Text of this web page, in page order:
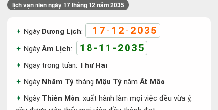
lịch vạn niên ngày 17 tháng 12 năm 2035
Ngày Dương Lịch: 17-12-2035
NgàyÂm Lịch: 18-11-2035
Ngày trong tuần: Thứ Hai
Ngày Nhâm Tý tháng Mậu Tý năm Ất Mão
Ngày Thiên Môn: xuất hành làm mọi việc đều vừa ý,